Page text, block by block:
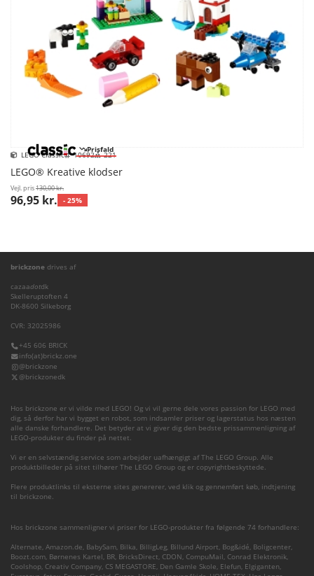
Prisfald
LEGO Classic 10692 221
LEGO® Kreative klodser
Vejl. pris130,00 kr.
96,95 kr. - 25%
brickzone drives af
cazaadotdk
Skelleruptoften 4
DK-8600 Silkeborg
CVR: 32025986
+45 606 BRICK
info(at)brickz.one
@brickzone
@brickzonedk
Hos brickzone er vi vilde med LEGO! Og vi vil gerne dele vores passion for LEGO med
dig, så derfor har vi bygget en robot, som indsamler priser og lagerstatus hos næsten
alle danske forhandlere. Det betyder at vi giver dig den bedste prissammenligning af
LEGO-produkter du finder på nettet.
Vi er en selvstændig service som arbejder uafhængigt af The LEGO Group. Alle
produktbilleder på sitet tilhører The LEGO Group og er copyrightbeskyttede.
Flere produktlinks til eksterne sites genererer, ved klik og gennemført køb, indtjening
til brickzone.
Hos brickzone sammenligner vi priser for LEGO-produkter fra følgende 74 forhandlere:
Alternate, Amazon.de, BabySam, Bilka, BilligLeg, Billund Airport, Bog&idé, Boligcenter,
Boozt.com, Børnenes Kartel, BR, BricksDirect, CDON, CompuMail, Conrad Elektronik,
Coolshop, Creativ Company, CS MEGASTORE, Den Gamle Skole, Elefun, Elgiganten,